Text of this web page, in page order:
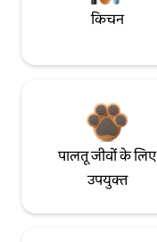
किचन
पालतू जीवों के लिए
उपयुक्त